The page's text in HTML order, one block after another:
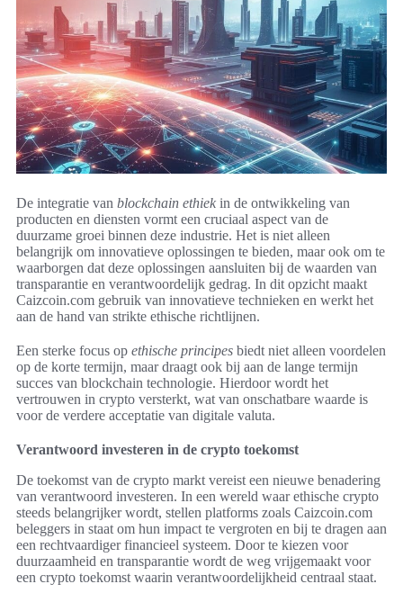
De integratie van blockchain ethiek in de ontwikkeling van
producten en diensten vormt een cruciaal aspect van de
duurzame groei binnen deze industrie. Het is niet alleen
belangrijk om innovatieve oplossingen te bieden, maar ook om te
waarborgen dat deze oplossingen aansluiten bij de waarden van
transparantie en verantwoordelijk gedrag. In dit opzicht maakt
Caizcoin.com gebruik van innovatieve technieken en werkt het
aan de hand van strikte ethische richtlijnen.
Een sterke focus op ethische principes biedt niet alleen voordelen
op de korte termijn, maar draagt ook bij aan de lange termijn
succes van blockchain technologie. Hierdoor wordt het
vertrouwen in crypto versterkt, wat van onschatbare waarde is
voor de verdere acceptatie van digitale valuta.
Verantwoord investeren in de crypto toekomst
De toekomst van de crypto markt vereist een nieuwe benadering
van verantwoord investeren. In een wereld waar ethische crypto
steeds belangrijker wordt, stellen platforms zoals Caizcoin.com
beleggers in staat om hun impact te vergroten en bij te dragen aan
een rechtvaardiger financieel systeem. Door te kiezen voor
duurzaamheid en transparantie wordt de weg vrijgemaakt voor
een crypto toekomst waarin verantwoordelijkheid centraal staat.